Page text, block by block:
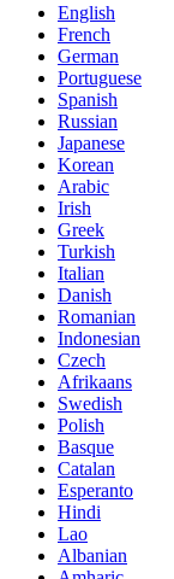
English
French
German
Portuguese
Spanish
Russian
Japanese
Korean
Arabic
Irish
Greek
Turkish
Italian
Danish
Romanian
Indonesian
Czech
Afrikaans
Swedish
Polish
Basque
Catalan
Esperanto
Hindi
Lao
Albanian